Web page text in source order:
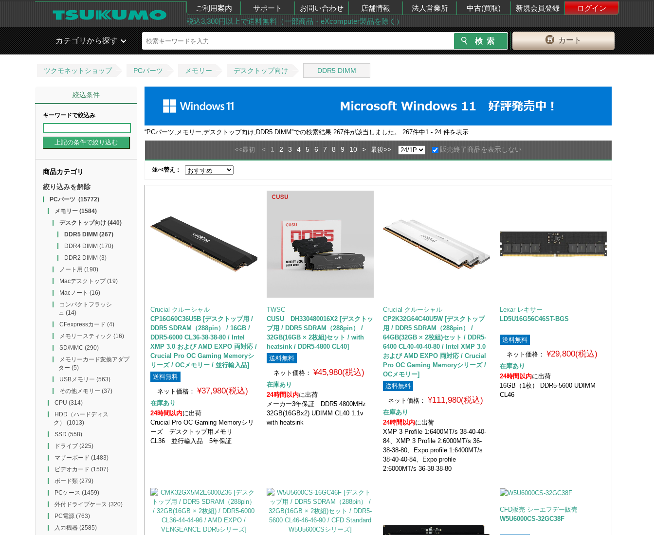
ご利用案内 サポート お問い合わせ 店舗情報 法人営業所 中古(買取) 新規会員登録
ログイン
税込3,300円以上で送料無料（一部商品・eXcomputer製品を除く）
カート
カテゴリから探す
ツクモネットショップ PCパーツ メモリー デスクトップ向け DDR5 DIMM
絞込条件
キーワードで絞込み
商品カテゴリ
絞り込みを解除
PCパーツ (15772)
メモリー(1584)
デスクトップ向け(440)
DDR5 DIMM (267)
DDR4 DIMM (170)
DDR2 DIMM (3)
ノート用 (190)
Macデスクトップ(19)
Macノート (16)
コンパクトフラッシ
ュ (14)
CFexpressカード (4)
メモリースティック (16)
SD/MMC (290)
メモリーカード変換アダプ
ター (5)
USBメモリー (563)
その他メモリー (37)
CPU (314)
HDD（ハードディス
ク）
(1013)
SSD (558)
ドライブ(225)
マザーボード (1483)
ビデオカード (1507)
ボード類(279)
PCケース (1459)
外付ドライブケース (320)
PC電源(763)
入力機器(2585)
“PCパーツ,メモリー,デスクトップ向け,DDR5 DIMM”での検索結果 267件が該当しました。 267件中1 - 24 件を表示
<<最初 < 1 2 3 4 5 6 7 8 9 10 > 最後>> 販売終了商品を表示しない
並べ替え：
Crucial クルーシャル
CP16G60C36U5B [デスクトップ用 /
DDR5 SDRAM（288pin） / 16GB /
DDR5-6000 CL36-38-38-80 / Intel
XMP 3.0 および AMD EXPO 両対応 /
Crucial Pro OC Gaming Memoryシ
リーズ / OCメモリー / 並行輸入品]
送料無料
ネット価格：
¥37,980(税込)
在庫あり
24時間以内に出荷
Crucial Pro OC Gaming Memoryシリ
ーズ デスクトップ用メモリ
CL36 並行輸入品 5年保証
TWSC
CUSU DH330480016X2 [デスクトッ
プ用 / DDR5 SDRAM（288pin） /
32GB(16GB × 2枚組)セット / with
heatsink / DDR5-4800 CL40]
送料無料
ネット価格：
¥45,980(税込)
在庫あり
24時間以内に出荷
メーカー3年保証 DDR5 4800MHz
32GB(16GBx2) UDIMM CL40 1.1v
with heatsink
Crucial クルーシャル
CP2K32G64C40U5W [デスクトップ
用 / DDR5 SDRAM（288pin） /
64GB(32GB × 2枚組)セット / DDR5-
6400 CL40-40-40-80 / Intel XMP 3.0
および AMD EXPO 両対応 / Crucial
Pro OC Gaming Memoryシリーズ /
OCメモリー]
送料無料
ネット価格：
¥111,980(税込)
在庫あり
24時間以内に出荷
XMP 3 Profile 1:6400MT/s 38-40-40-
84、XMP 3 Profile 2:6000MT/s 36-
38-38-80、Expo profile 1:6400MT/s
38-40-40-84、Expo profile
2:6000MT/s 36-38-38-80
Lexar レキサー
LD5U16G56C46ST-BGS
送料無料
ネット価格： ¥29,800(税込)
在庫あり
24時間以内に出荷
16GB（1枚） DDR5-5600 UDIMM
CL46
CFD販売 シーエフデー販売
W5U6000CS-32GC38F